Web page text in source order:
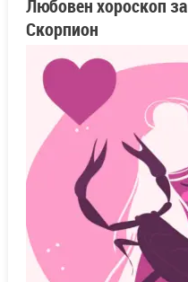
Любовен хороскоп за
Скорпион